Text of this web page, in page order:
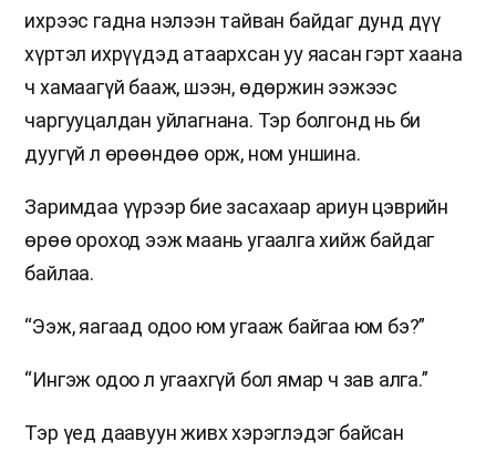
ихрээс гадна нэлээн тайван байдаг дунд дүү
хүртэл ихрүүдэд атаархсан уу яасан гэрт хаана
ч хамаагүй бааж, шээн, өдөржин ээжээс
чаргууцалдан уйлагнана. Тэр болгонд нь би
дуугүй л өрөөндөө орж, ном уншина.
Заримдаа үүрээр бие засахаар ариун цэврийн
өрөө ороход ээж маань угаалга хийж байдаг
байлаа.
“Ээж, яагаад одоо юм угааж байгаа юм бэ?”
“Ингэж одоо л угаахгүй бол ямар ч зав алга.”
Тэр үед даавуун живх хэрэглэдэг байсан